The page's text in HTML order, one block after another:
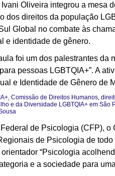
Oliveira integrou a mesa
dos direitos da população
Global no combate às
e identidade de gênero.
foi um dos palestrantes da
pessoas LGBTQIA+”. A
e Identidade de Gênero de
, Comissão de Direitos Humanos,
e da Diversidade LGBTQIA+ em São
de Psicologia (CFP),
de Psicologia de
“Psicologia
e a sociedade para